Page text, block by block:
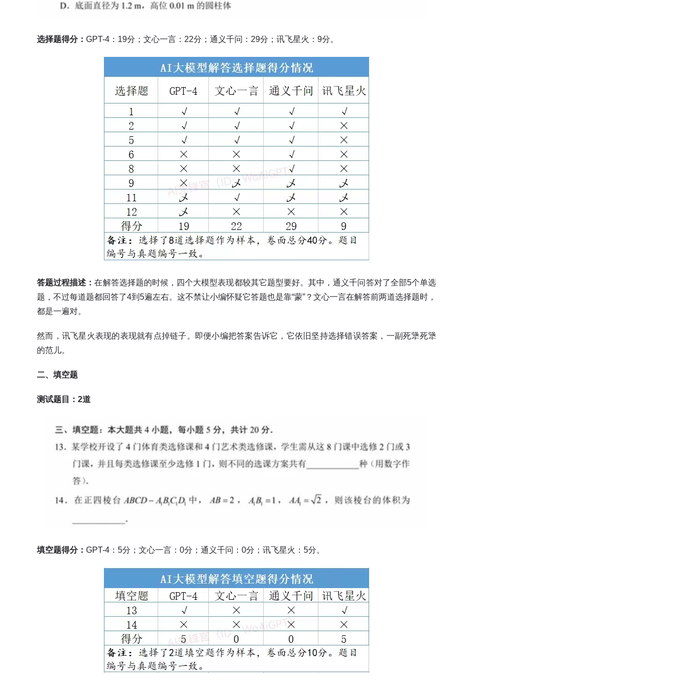
选择题得分： GPT-4：19分；文心一言：22分；通义千问：29分；讯飞星火：9分。
答题过程描述：在解答选择题的时候，四个大模型表现都较其它题型要好。其中，通义千问答对了全部5个单选
题，不过每道题都回答了4到5遍左右。这不禁让小编怀疑它答题也是靠“蒙”？文心一言在解答前两道选择题时，
都是一遍对。
然而，讯飞星火表现的表现就有点掉链子。即便小编把答案告诉它，它依旧坚持选择错误答案，一副死犟死犟
的范儿。
二、填空题
测试题目：2道
填空题得分： GPT-4：5分；文心一言：0分；通义千问：0分；讯飞星火：5分。